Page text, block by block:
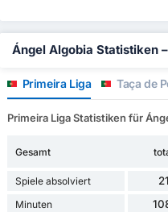
Ángel Algobia Statistiken
Primeira Liga Taça de
Primeira Liga Statistiken für
Gesamt
Spiele absolviert 21
Minuten